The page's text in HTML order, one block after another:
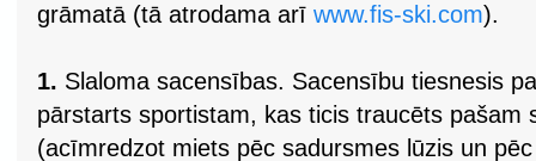
grāmatā (tā atrodama arī www.fis-ski.com).
1. Slaloma sacensības. Sacensību tiesnesis
pārstarts sportistam, kas ticis traucēts pašam
(acīmredzot miets pēc sadursmes lūzis un